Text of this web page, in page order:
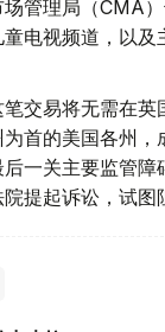
管理局（CMA
电视频道，以及
笔交易将无需在英
首的美国各州，
一关主要监管障
提起诉讼，试图